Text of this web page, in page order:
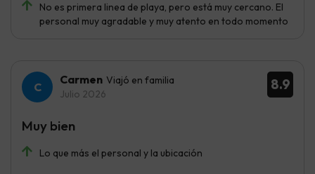
No es primera linea de playa, pero está muy cercano. El
personal muy agradable y muy atento en todo momento
8.9
Carmen Viajó en familia
Julio 2026
Lo que más el personal y la ubicación
Muy bien